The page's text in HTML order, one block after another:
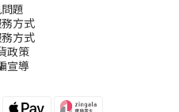
題
方式
方式
政策
宣導